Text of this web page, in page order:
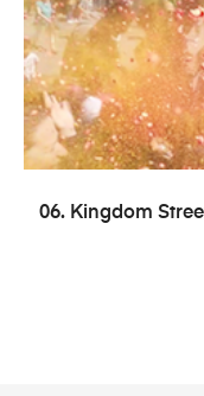
06. Kingdom